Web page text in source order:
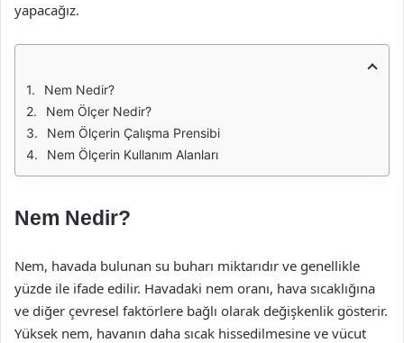
yapacağız.
Nem Nedir?
Nem Ölçer Nedir?
Nem Ölçerin Çalışma Prensibi
Nem Ölçerin Kullanım Alanları
Nem Nedir?
Nem, havada bulunan su buharı miktarıdır ve genellikle
yüzde ile ifade edilir. Havadaki nem oranı, hava sıcaklığına
ve diğer çevresel faktörlere bağlı olarak değişkenlik gösterir.
Yüksek nem, havanın daha sıcak hissedilmesine ve vücut